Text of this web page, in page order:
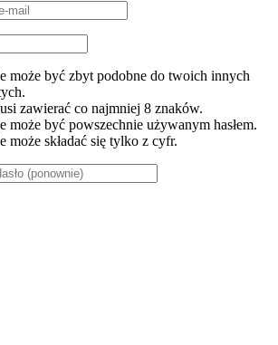
może być zbyt podobne do twoich innych
zawierać co najmniej 8 znaków.
może być powszechnie używanym hasłem.
może składać się tylko z cyfr.